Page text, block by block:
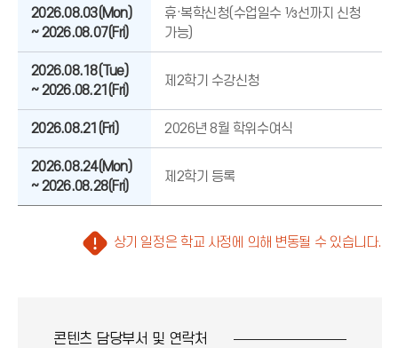
2026.08.03(Mon)
~ 2026.08.07(Fri)
휴·복학신청(수업일수 ⅓선까지 신청
가능)
2026.08.18(Tue)
~ 2026.08.21(Fri)
제2학기 수강신청
2026.08.21(Fri) 2026년 8월 학위수여식
2026.08.24(Mon)
~ 2026.08.28(Fri)
제2학기 등록
상기 일정은 학교 사정에 의해 변동될 수 있습니다.
콘텐츠 담당부서 및 연락처